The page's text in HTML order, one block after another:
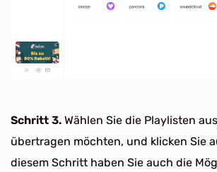
Schritt 3. Wählen Sie die Playlisten
übertragen möchten, und klicken Sie
diesem Schritt haben Sie auch die